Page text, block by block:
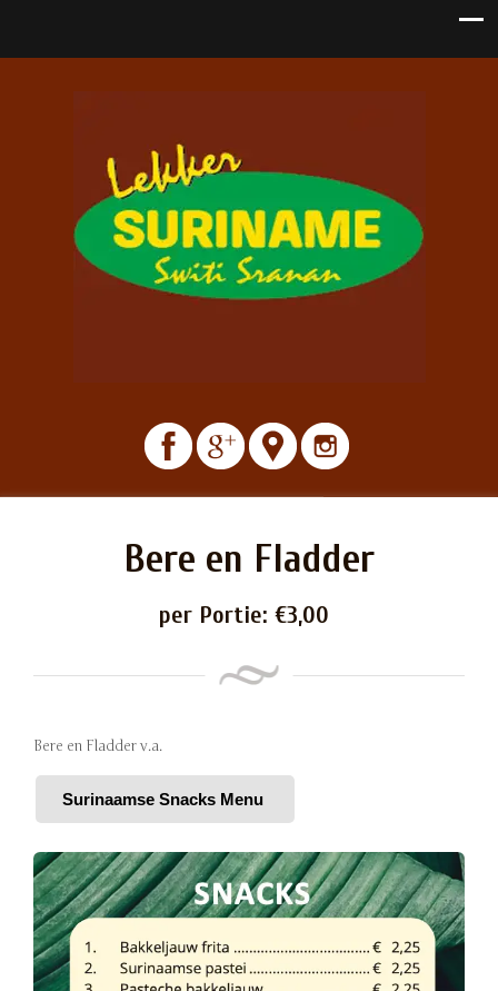
Bere en Fladder
per Portie: €3,00
Bere en Fladder v.a.
Surinaamse Snacks Menu